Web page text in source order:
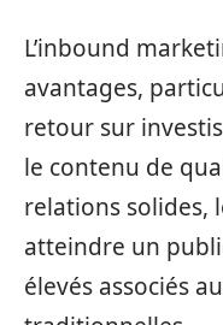
L’inbound
avantages,
retour sur
le contenu de
relations solides,
atteindre un
élevés associés